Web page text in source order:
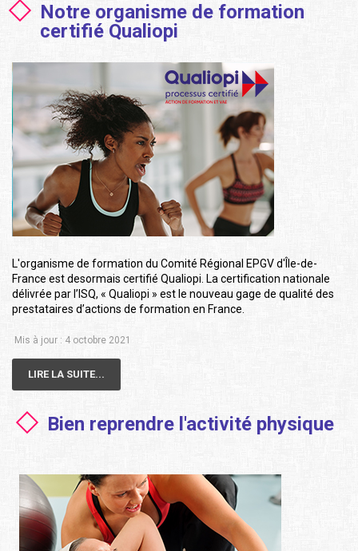
Notre organisme de formation
certifié Qualiopi
L'organisme de formation du Comité Régional EPGV d'Île-de-
France est desormais certifié Qualiopi. La certification nationale
délivrée par l’ISQ, « Qualiopi » est le nouveau gage de qualité des
prestataires d’actions de formation en France.
Mis à jour : 4 octobre 2021
LIRE LA SUITE...
Bien reprendre l'activité physique